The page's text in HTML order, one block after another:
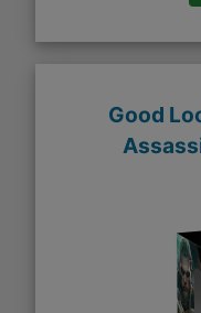
Good